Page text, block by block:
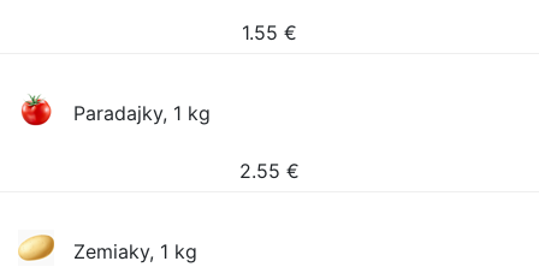
1.55 €
Paradajky, 1 kg
2.55 €
Zemiaky, 1 kg